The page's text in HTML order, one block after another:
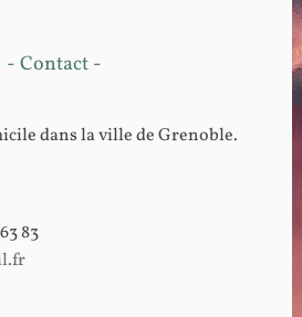
- Contact -
dans la ville de Grenoble.
83